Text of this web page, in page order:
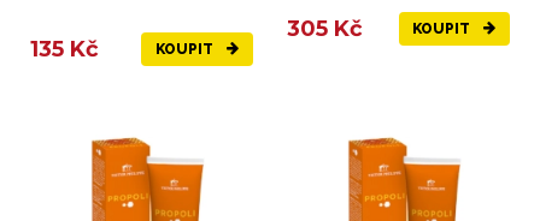
135 Kč KOUPIT
305 Kč KOUPIT